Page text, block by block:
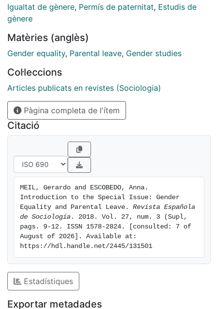
perspective. Much is already known about how
different regulations impact on the use of leave, and
much more about the transference of successful
regulations and practices from one social or national
life phases, and how policy making takes account of
research evidence. In September 2017 an International
Seminar of the Leave Policies and Research Network
took place in Madrid1, at which a broad range of
contributions provided an up-to-date assessment of
the state of the art and a rich research agenda, to
which the following selected academic articles
respond.
Igualtat de gènere, Permís de paternitat, Estudis de
gènere
Matèries (anglès)
Gender equality, Parental leave, Gender studies
Col·leccions
Articles publicats en revistes (Sociologia)
Pàgina completa de l'ítem
Citació
MEIL, Gerardo and ESCOBEDO, Anna.
Introduction to the Special Issue: Gender
Equality and Parental Leave. Revista Española
de Sociología . 2018. Vol. 27, num. 3 (Supl,
pags. 9-12. ISSN 1578-2824. [consulted: 7 of
August of 2026]. Available at:
https://hdl.handle.net/2445/131501
Estadístiques
Exportar metadades